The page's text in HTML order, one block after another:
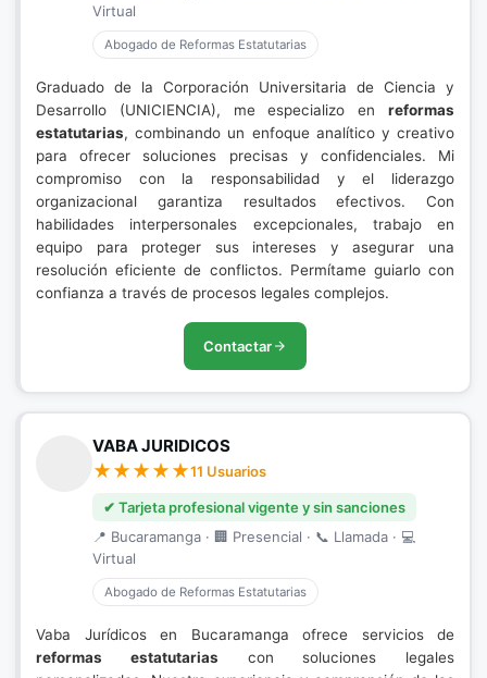
Virtual
Abogado de Reformas Estatutarias
Graduado de la Corporación Universitaria de Ciencia y
Desarrollo (UNICIENCIA), me especializo en reformas
estatutarias, combinando un enfoque analítico y creativo
para ofrecer soluciones precisas y confidenciales. Mi
compromiso con la responsabilidad y el liderazgo
organizacional garantiza resultados efectivos. Con
habilidades interpersonales excepcionales, trabajo en
equipo para proteger sus intereses y asegurar una
resolución eficiente de conflictos. Permítame guiarlo con
confianza a través de procesos legales complejos.
Contactar
VABA JURIDICOS
11 Usuarios
✔ Tarjeta profesional vigente y sin sanciones
📍 Bucaramanga · 🏢 Presencial · 📞 Llamada · 💻
Virtual
Abogado de Reformas Estatutarias
Vaba Jurídicos en Bucaramanga ofrece servicios de
reformas estatutarias con soluciones legales